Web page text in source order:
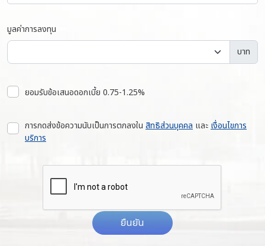
มูลค่าการลงทุน
บาท
ยอมรับข้อเสนอดอกเบี้ย 0.75-1.25%
การกดส่งข้อความนับเป็นการตกลงใน สิทธิส่วนบุคคล และ เงื่อนไขการ
บริการ
ยืนยัน